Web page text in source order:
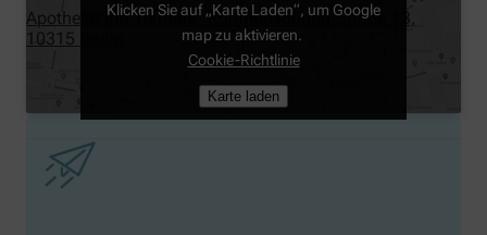
Apotheke am Tierpark, Rummelsburger Straße 13,
10315 Berlin
Klicken Sie auf „Karte Laden“, um Google
map zu aktivieren.
Cookie-Richtlinie
Karte laden